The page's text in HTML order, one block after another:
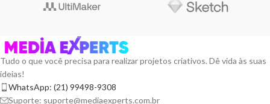
Tudo o que você precisa para realizar projetos criativos. Dê vida às suas
ideias!
WhatsApp: (21) 99498-9308
Suporte: suporte@mediaexperts.com.br